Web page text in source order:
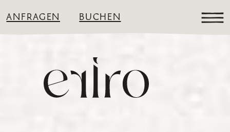
ANFRAGEN BUCHEN